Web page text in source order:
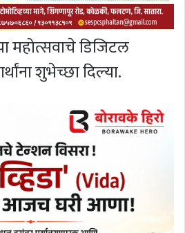
महोत्सवाचे डिजिटल
शुभेच्छा दिल्या.